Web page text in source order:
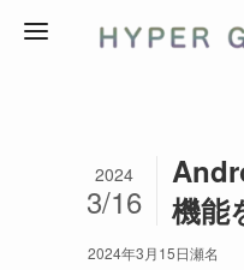
機能
2024
3/16
2024年3月15日瀬名